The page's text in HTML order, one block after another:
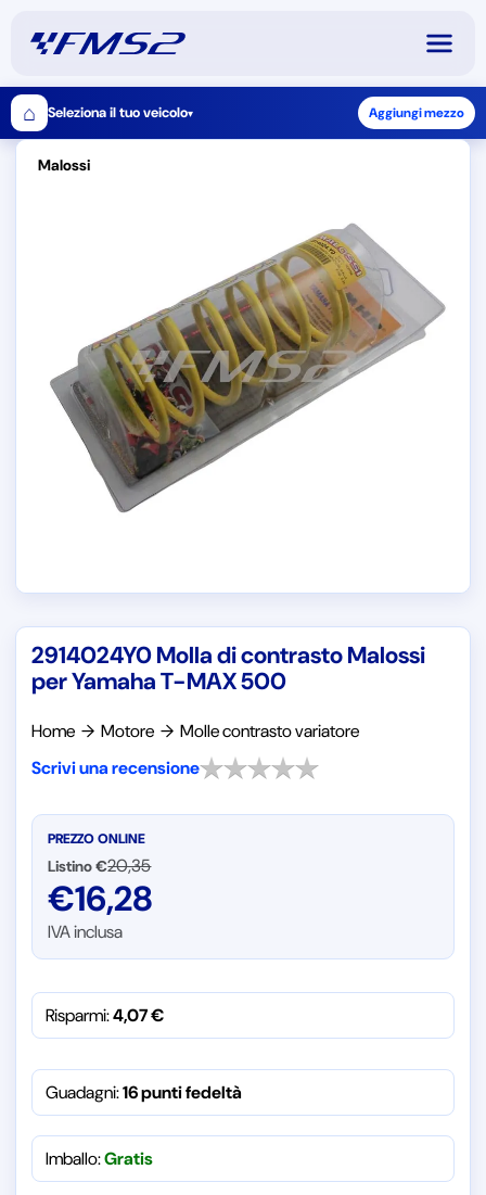
⌂ Seleziona il tuo veicolo▾ Aggiungi mezzo
Malossi
2914024Y0 Molla di contrasto Malossi
per Yamaha T-MAX 500
Home → Motore → Molle contrasto variatore
Scrivi una recensione
PREZZO ONLINE
Listino €20,35
€16,28
IVA inclusa
Risparmi:4,07€
Guadagni:16 punti fedeltà
Imballo:Gratis